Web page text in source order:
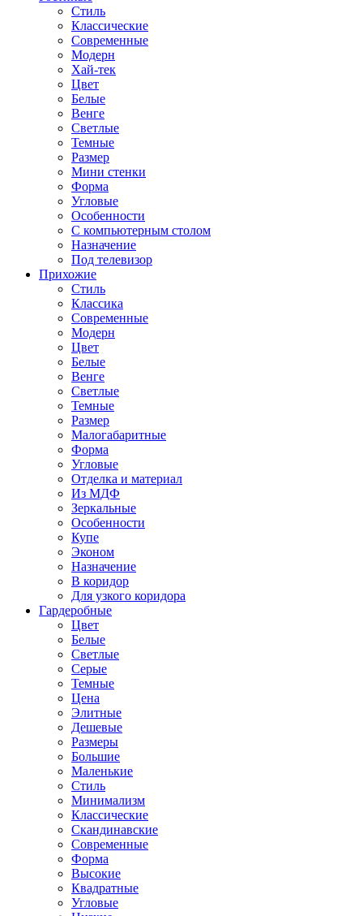
Стиль
Классические
Современные
Модерн
Хай-тек
Цвет
Белые
Венге
Светлые
Темные
Размер
Мини стенки
Форма
Угловые
Особенности
С компьютерным столом
Назначение
Под телевизор
Прихожие
Стиль
Классика
Современные
Модерн
Цвет
Белые
Венге
Светлые
Темные
Размер
Малогабаритные
Форма
Угловые
Отделка и материал
Из МДФ
Зеркальные
Особенности
Купе
Эконом
Назначение
В коридор
Для узкого коридора
Гардеробные
Цвет
Белые
Светлые
Серые
Темные
Цена
Элитные
Дешевые
Размеры
Большие
Маленькие
Стиль
Минимализм
Классические
Скандинавские
Современные
Форма
Высокие
Квадратные
Угловые